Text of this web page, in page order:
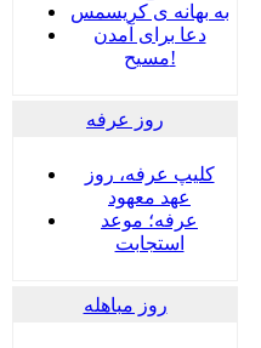
به بهانه ی کریسمس
دعا برای آمدن
مسیح!
روز عرفه
کلیپ عرفه، روز
عهد معهود
عرفه؛ موعد
استجابت
روز مباهله